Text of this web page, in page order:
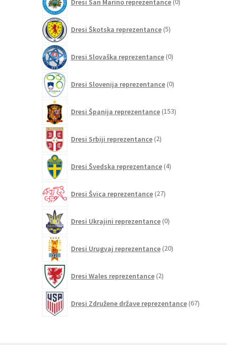
izdelkov
Dresi Škotska reprezentance 5izdelkov
Dresi Slovaška reprezentance 0izdelkov
Dresi Slovenija reprezentance 0izdelkov
Dresi Španija reprezentance 153izdelkov
Dresi Srbiji reprezentance 2izdelka
Dresi Švedska reprezentance 4izdelki
Dresi Švica reprezentance 27izdelkov
Dresi Ukrajini reprezentance 0izdelkov
Dresi Urugvaj reprezentance 20izdelkov
Dresi Wales reprezentance 2izdelka
Dresi Združene države reprezentance 67izdelkov